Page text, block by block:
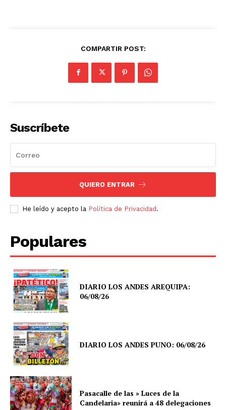
COMPARTIR POST:
Suscríbete
QUIERO ENTRAR
He leído y acepto la Política de Privacidad.
Populares
DIARIO LOS ANDES AREQUIPA:
06/08/26
DIARIO LOS ANDES PUNO: 06/08/26
Pasacalle de las » Luces de la
Candelaria» reunirá a 48 delegaciones